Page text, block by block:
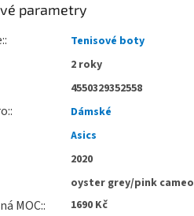
parametry
: Tenisové boty
2 roky
4550329352558
: Dámské
Asics
2020
oyster grey/pink cameo
MOC: 1690 Kč